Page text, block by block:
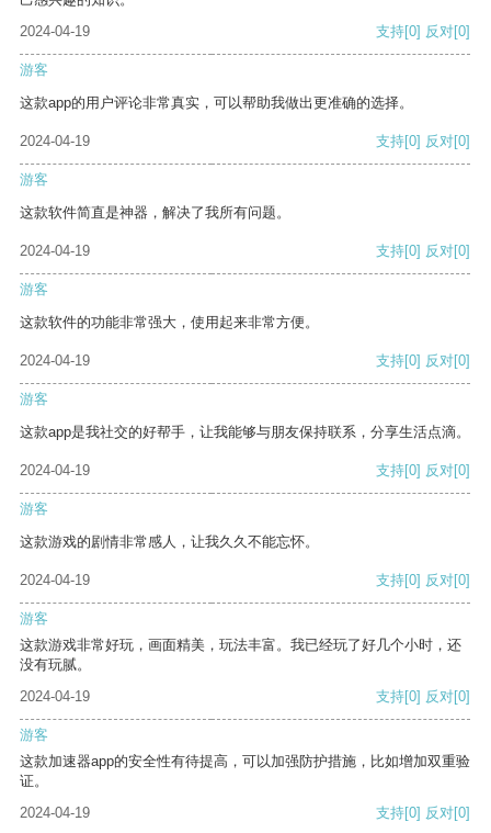
2024-04-19
支持[0] 反对[0]
游客
这款app的用户评论非常真实，可以帮助我做出更准确的选择。
2024-04-19 支持[0] 反对[0]
游客
这款软件简直是神器，解决了我所有问题。
2024-04-19 支持[0] 反对[0]
游客
这款软件的功能非常强大，使用起来非常方便。
2024-04-19 支持[0] 反对[0]
游客
这款app是我社交的好帮手，让我能够与朋友保持联系，分享生活点滴。
2024-04-19 支持[0] 反对[0]
游客
这款游戏的剧情非常感人，让我久久不能忘怀。
2024-04-19 支持[0] 反对[0]
游客
这款游戏非常好玩，画面精美，玩法丰富。我已经玩了好几个小时，还
没有玩腻。
2024-04-19
支持[0] 反对[0]
游客
这款加速器app的安全性有待提高，可以加强防护措施，比如增加双重验
证。
2024-04-19
支持[0] 反对[0]